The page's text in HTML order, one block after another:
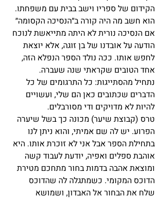
הקידום של ספריו וישב בבית עם משפחתו.
הוא חשב מה היה קורה ב״הנסיכה הקסומה״
אם הנסיכה נורית לא היתה מתייאשת לנוכח
הודעה על אובדנו של בן זוגה, אלא יוצאת
לחפש אותו. ככה נולד הספר הנפלא הזה,
אחד הטובים שקראתי שנה שעברה.
נתחיל מהסתייגות: כל התרגומים של כל
הדברים שכתובים כאן הם שלי, ועשויים
להיות לא מדויקים ודי מסורבלים.
טרס (קבוצת שיער) מכונה כך בשל שיערה
הפרוע. יש לה שם אמיתי, והוא ניתן לנו
בתחילת הספר אבל אני לא זוכרת אותו. היא
אוהבת ספלים ואפיה, יודעת לעבוד קשה
ומוצאת אהבה בדמות בחור מתחכם מטירת
הדוכס המקומי. כשמתגלה לה שהדוכס
שלח את הבחור אל האבדון, ושמושא